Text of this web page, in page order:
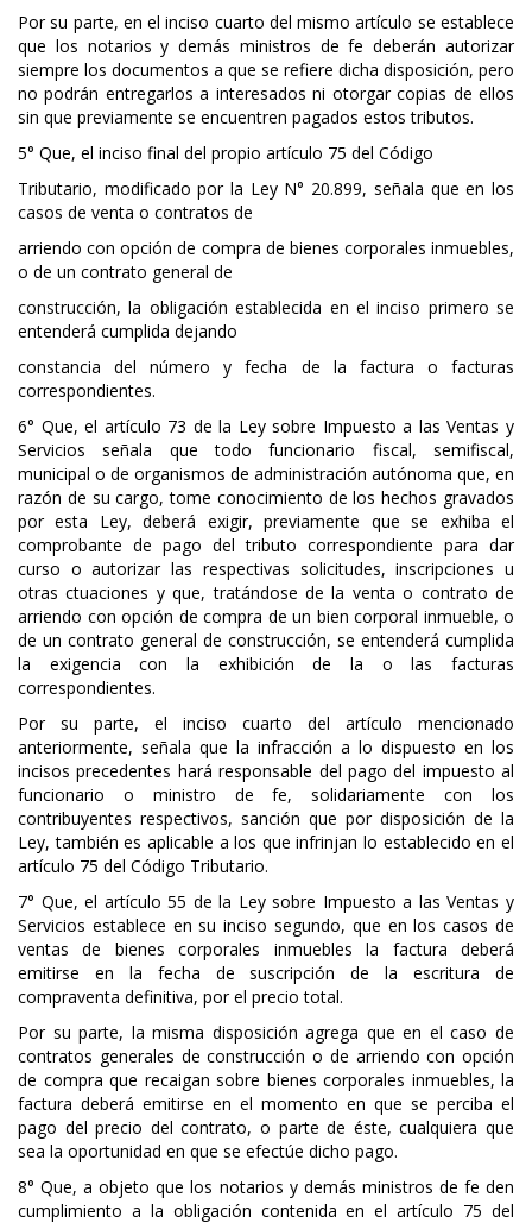
Por su parte, en el inciso cuarto del mismo artículo se establece
que los notarios y demás ministros de fe deberán autorizar
siempre los documentos a que se refiere dicha disposición, pero
no podrán entregarlos a interesados ni otorgar copias de ellos
sin que previamente se encuentren pagados estos tributos.
5° Que, el inciso final del propio artículo 75 del Código
Tributario, modificado por la Ley N° 20.899, señala que en los
casos de venta o contratos de
arriendo con opción de compra de bienes corporales inmuebles,
o de un contrato general de
construcción, la obligación establecida en el inciso primero se
entenderá cumplida dejando
constancia del número y fecha de la factura o facturas
correspondientes.
6° Que, el artículo 73 de la Ley sobre Impuesto a las Ventas y
Servicios señala que todo funcionario fiscal, semifiscal,
municipal o de organismos de administración autónoma que, en
razón de su cargo, tome conocimiento de los hechos gravados
por esta Ley, deberá exigir, previamente que se exhiba el
comprobante de pago del tributo correspondiente para dar
curso o autorizar las respectivas solicitudes, inscripciones u
otras ctuaciones y que, tratándose de la venta o contrato de
arriendo con opción de compra de un bien corporal inmueble, o
de un contrato general de construcción, se entenderá cumplida
la exigencia con la exhibición de la o las facturas
correspondientes.
Por su parte, el inciso cuarto del artículo mencionado
anteriormente, señala que la infracción a lo dispuesto en los
incisos precedentes hará responsable del pago del impuesto al
funcionario o ministro de fe, solidariamente con los
contribuyentes respectivos, sanción que por disposición de la
Ley, también es aplicable a los que infrinjan lo establecido en el
artículo 75 del Código Tributario.
7° Que, el artículo 55 de la Ley sobre Impuesto a las Ventas y
Servicios establece en su inciso segundo, que en los casos de
ventas de bienes corporales inmuebles la factura deberá
emitirse en la fecha de suscripción de la escritura de
compraventa definitiva, por el precio total.
Por su parte, la misma disposición agrega que en el caso de
contratos generales de construcción o de arriendo con opción
de compra que recaigan sobre bienes corporales inmuebles, la
factura deberá emitirse en el momento en que se perciba el
pago del precio del contrato, o parte de éste, cualquiera que
sea la oportunidad en que se efectúe dicho pago.
8° Que, a objeto que los notarios y demás ministros de fe den
cumplimiento a la obligación contenida en el artículo 75 del